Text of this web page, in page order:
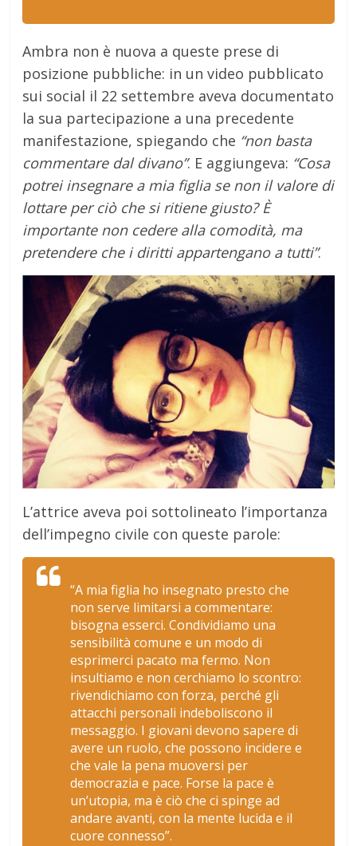
Ambra non è nuova a queste prese di
posizione pubbliche: in un video pubblicato
sui social il 22 settembre aveva documentato
la sua partecipazione a una precedente
manifestazione, spiegando che “non basta
commentare dal divano”. E aggiungeva: “Cosa
potrei insegnare a mia figlia se non il valore di
lottare per ciò che si ritiene giusto? È
importante non cedere alla comodità, ma
pretendere che i diritti appartengano a tutti”.
L’attrice aveva poi sottolineato l’importanza
dell’impegno civile con queste parole:
“A mia figlia ho insegnato presto che
non serve limitarsi a commentare:
bisogna esserci. Condividiamo una
sensibilità comune e un modo di
esprimerci pacato ma fermo. Non
insultiamo e non cerchiamo lo scontro:
rivendichiamo con forza, perché gli
attacchi personali indeboliscono il
messaggio. I giovani devono sapere di
avere un ruolo, che possono incidere e
che vale la pena muoversi per
democrazia e pace. Forse la pace è
un’utopia, ma è ciò che ci spinge ad
andare avanti, con la mente lucida e il
cuore connesso”.